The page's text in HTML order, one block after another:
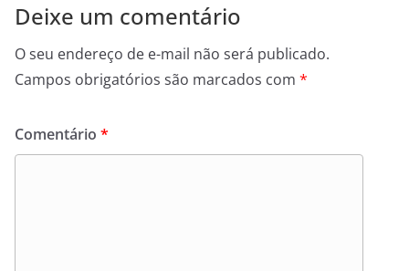
Deixe um comentário
O seu endereço de e-mail não será publicado.
Campos obrigatórios são marcados com *
Comentário *